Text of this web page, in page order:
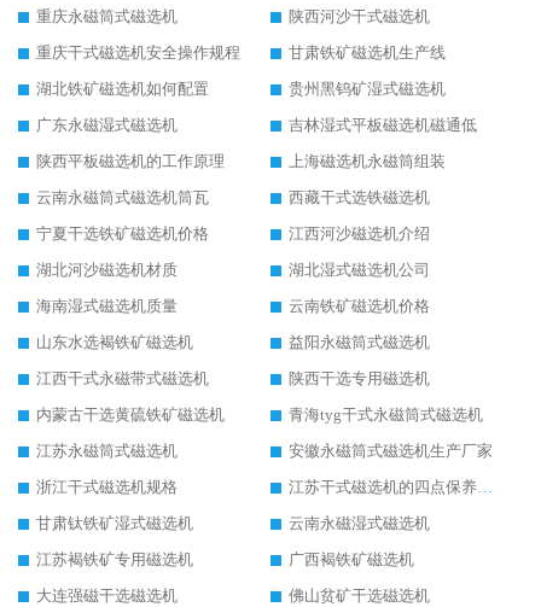
重庆永磁筒式磁选机
陕西河沙干式磁选机
重庆干式磁选机安全操作规程
甘肃铁矿磁选机生产线
湖北铁矿磁选机如何配置
贵州黑钨矿湿式磁选机
广东永磁湿式磁选机
吉林湿式平板磁选机磁通低
陕西平板磁选机的工作原理
上海磁选机永磁筒组装
云南永磁筒式磁选机筒瓦
西藏干式选铁磁选机
宁夏干选铁矿磁选机价格
江西河沙磁选机介绍
湖北河沙磁选机材质
湖北湿式磁选机公司
海南湿式磁选机质量
云南铁矿磁选机价格
山东水选褐铁矿磁选机
益阳永磁筒式磁选机
江西干式永磁带式磁选机
陕西干选专用磁选机
内蒙古干选黄硫铁矿磁选机
青海tyg干式永磁筒式磁选机
江苏永磁筒式磁选机
安徽永磁筒式磁选机生产厂家
浙江干式磁选机规格
江苏干式磁选机的四点保养秘籍
甘肃钛铁矿湿式磁选机
云南永磁湿式磁选机
江苏褐铁矿专用磁选机
广西褐铁矿磁选机
大连强磁干选磁选机
佛山贫矿干选磁选机